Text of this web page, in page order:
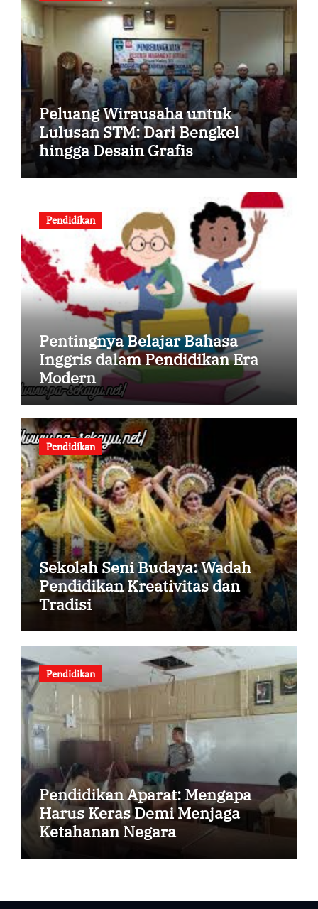
Peluang Wirausaha untuk
Lulusan STM: Dari Bengkel
hingga Desain Grafis
Pendidikan
Pentingnya Belajar Bahasa
Inggris dalam Pendidikan Era
Modern
Pendidikan
Sekolah Seni Budaya: Wadah
Pendidikan Kreativitas dan
Tradisi
Pendidikan
Pendidikan Aparat: Mengapa
Harus Keras Demi Menjaga
Ketahanan Negara